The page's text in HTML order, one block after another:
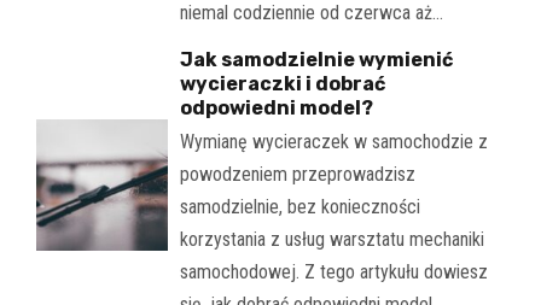
niemal codziennie od czerwca aż…
Jak samodzielnie wymienić
wycieraczki i dobrać
odpowiedni model?
Wymianę wycieraczek w samochodzie z
powodzeniem przeprowadzisz
samodzielnie, bez konieczności
korzystania z usług warsztatu mechaniki
samochodowej. Z tego artykułu dowiesz